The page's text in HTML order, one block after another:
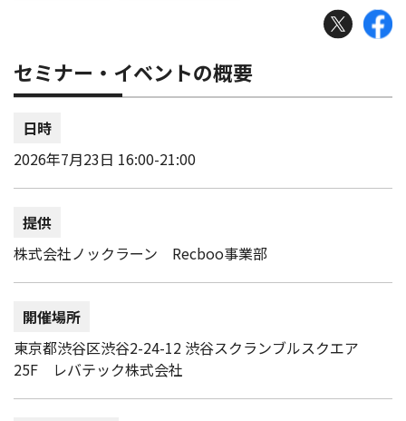
セミナー・イベントの概要
日時
2026年7月23日 16:00-21:00
提供
株式会社ノックラーン Recboo事業部
開催場所
東京都渋谷区渋谷2-24-12 渋谷スクランブルスクエア
25F レバテック株式会社